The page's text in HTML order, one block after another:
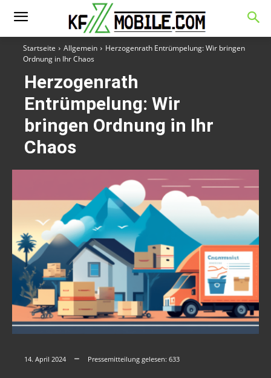
Startseite Allgemein
Herzogenrath Entrümpelung: Wir bringen
Ordnung in Ihr Chaos
Herzogenrath
Entrümpelung: Wir
bringen Ordnung in Ihr
Chaos
14. April 2024 Pressemitteilung gelesen: 633